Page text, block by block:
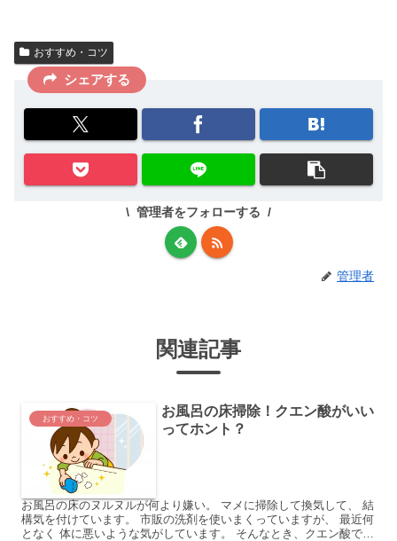
おすすめ・コツ
シェアする
管理者をフォローする
管理者
関連記事
おすすめ・コツ
お風呂の床掃除！クエン酸がいい
ってホント？
お風呂の床のヌルヌルが何より嫌い。 マメに掃除して換気して、 結
構気を付けています。 市販の洗剤を使いまくっていますが、 最近何
となく 体に悪いような気がしています。 そんなとき、クエン酸でキ